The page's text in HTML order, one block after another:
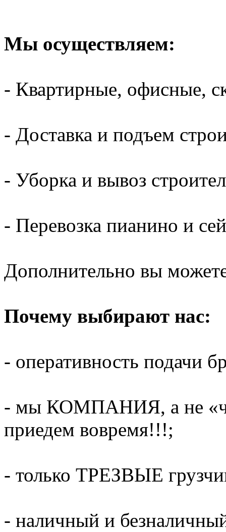
Мы осуществляем:
- Квартирные, офисные,
- Доставка и подъем
- Уборка и вывоз
- Перевозка пианино и
Дополнительно вы можете
Почему выбирают нас:
- оперативность подачи
- мы КОМПАНИЯ, а не
приедем вовремя!!!;
- только ТРЕЗВЫЕ
- наличный и